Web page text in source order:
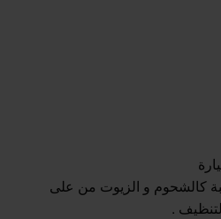
كالشحوم و الزيوت من على
.